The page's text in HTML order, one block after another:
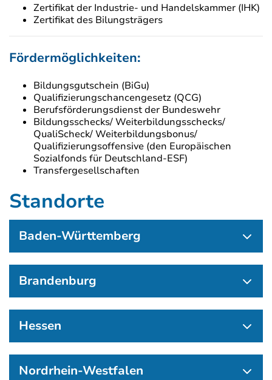
Zertifikat der Industrie- und Handelskammer (IHK)
Zertifikat des Bilungsträgers
Fördermöglichkeiten:
Bildungsgutschein (BiGu)
Qualifizierungschancengesetz (QCG)
Berufsförderungsdienst der Bundeswehr
Bildungsschecks/ Weiterbildungsschecks/
QualiScheck/ Weiterbildungsbonus/
Qualifizierungsoffensive (den Europäischen
Sozialfonds für Deutschland-ESF)
Transfergesellschaften
Standorte
Baden-Württemberg
Brandenburg
Hessen
Nordrhein-Westfalen